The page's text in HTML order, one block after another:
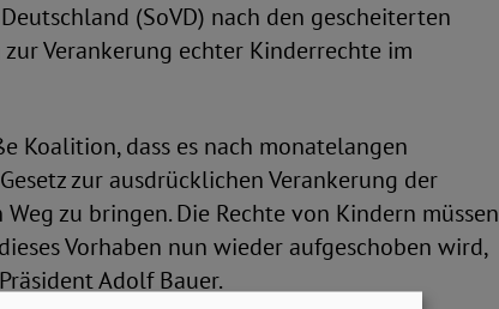
(SoVD) nach den gescheiterten
Verankerung echter Kinderrechte im
Koalition, dass es nach monatelangen
zur ausdrücklichen Verankerung der
zu bringen. Die Rechte von Kindern müssen
Vorhaben nun wieder aufgeschoben wird,
Adolf Bauer.